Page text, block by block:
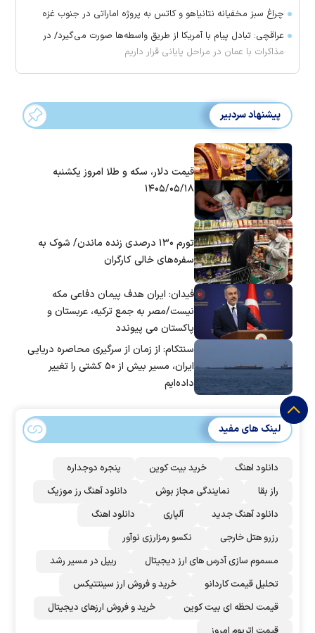
چراغ سبز مخفیانه نتانیاهو و کاتس به پروژه اماراتی در جنوب غزه
عراقچی: تبادل پیام با آمریکا از طریق واسطه‌ها صورت می‌گیرد/ در
مذاکرات با عمان در مراحل پایانی قرار داریم
پیشنهاد سردبیر
قیمت دلار، سکه و طلا امروز یکشنبه
۱۴۰۵/۰۵/۱۸
تورم ۱۳۰ درصدی زنده ماندن/ شوک به
سفره‌های خالی کارگران
فیدان: ایران هدف پیمان دفاعی مکه
نیست/مصر به جمع ترکیه، عربستان و
پاکستان می پیوندد
سنتکام: از زمان از سرگیری محاصره دریایی
ایران، مسیر بیش از ۵۰ کشتی را تغییر
داده‌ایم
لینک های مفید
دانلود اهنگ خرید بیت کوین
پنجره دوجداره
راز بقا
نمایندگی مجاز بوش
دانلود آهنگ رز‌ موزیک
دانلود آهنگ جدید
آلپاری
دانلود اهنگ
رزرو هتل خارجی
نکسو رمزارزی نوآور
مسموم سازی آدرس های ارز دیجیتال
ریپل در مسیر رشد
تحلیل قیمت کاردانو
خرید و فروش ارز سینتتیکس
قیمت لحظه ای بیت کوین
خرید و فروش ارزهای دیجیتال